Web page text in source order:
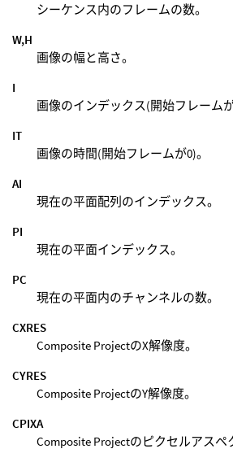
シーケンス内のフレームの数。
W,H
画像の幅と高さ。
I
画像のインデックス(開始フレームが
IT
画像の時間(開始フレームが0)。
AI
現在の平面配列のインデックス。
PI
現在の平面インデックス。
PC
現在の平面内のチャンネルの数。
CXRES
Composite ProjectのX解像度。
CYRES
Composite ProjectのY解像度。
CPIXA
Composite Projectのピクセルアスペ